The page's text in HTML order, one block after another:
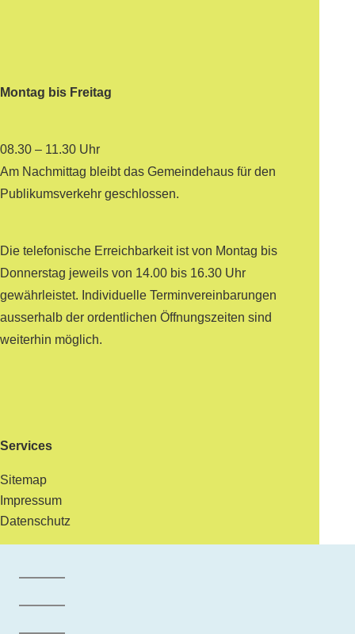
Montag bis Freitag
08.30 – 11.30 Uhr
Am Nachmittag bleibt das Gemeindehaus für den
Publikumsverkehr geschlossen.
Die telefonische Erreichbarkeit ist von Montag bis
Donnerstag jeweils von 14.00 bis 16.30 Uhr
gewährleistet. Individuelle Terminvereinbarungen
ausserhalb der ordentlichen Öffnungszeiten sind
weiterhin möglich.
Services
Sitemap
Impressum
Datenschutz